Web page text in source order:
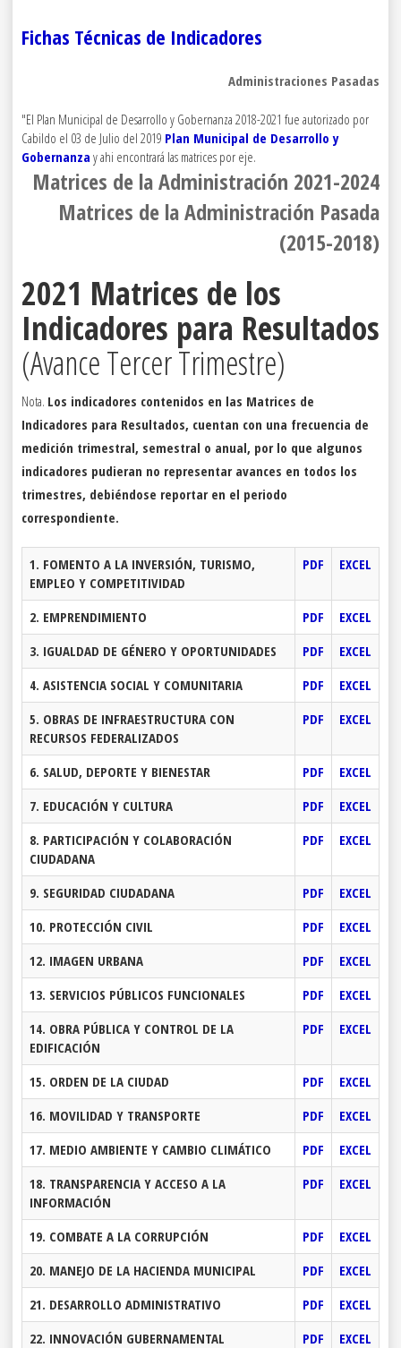
Fichas Técnicas de Indicadores
Administraciones Pasadas
"El Plan Municipal de Desarrollo y Gobernanza 2018-2021 fue autorizado por
Cabildo el 03 de Julio del 2019 Plan Municipal de Desarrollo y
Gobernanza y ahi encontrará las matrices por eje.
Matrices de la Administración 2021-2024
Matrices de la Administración Pasada
(2015-2018)
2021 Matrices de los
Indicadores para Resultados
(Avance Tercer Trimestre)
Nota. Los indicadores contenidos en las Matrices de
Indicadores para Resultados, cuentan con una frecuencia de
medición trimestral, semestral o anual, por lo que algunos
indicadores pudieran no representar avances en todos los
trimestres, debiéndose reportar en el periodo
correspondiente.
1. FOMENTO A LA INVERSIÓN, TURISMO,
EMPLEO Y COMPETITIVIDAD
PDF EXCEL
2. EMPRENDIMIENTO PDF
EXCEL
3. IGUALDAD DE GÉNERO Y OPORTUNIDADES
PDF
EXCEL
4. ASISTENCIA SOCIAL Y COMUNITARIA
PDF
EXCEL
5. OBRAS DE INFRAESTRUCTURA CON
RECURSOS FEDERALIZADOS
PDF EXCEL
6. SALUD, DEPORTE Y BIENESTAR PDF
EXCEL
7. EDUCACIÓN Y CULTURA
PDF
EXCEL
8. PARTICIPACIÓN Y COLABORACIÓN
CIUDADANA
PDF EXCEL
9. SEGURIDAD CIUDADANA PDF
EXCEL
10. PROTECCIÓN CIVIL
PDF
EXCEL
12. IMAGEN URBANA
PDF
EXCEL
13. SERVICIOS PÚBLICOS FUNCIONALES
PDF
EXCEL
14. OBRA PÚBLICA Y CONTROL DE LA
EDIFICACIÓN
PDF EXCEL
15. ORDEN DE LA CIUDAD PDF
EXCEL
16. MOVILIDAD Y TRANSPORTE
PDF
EXCEL
17. MEDIO AMBIENTE Y CAMBIO CLIMÁTICO
PDF
EXCEL
18. TRANSPARENCIA Y ACCESO A LA
INFORMACIÓN
PDF EXCEL
19. COMBATE A LA CORRUPCIÓN PDF
EXCEL
20. MANEJO DE LA HACIENDA MUNICIPAL
PDF
EXCEL
21. DESARROLLO ADMINISTRATIVO
PDF
EXCEL
22. INNOVACIÓN GUBERNAMENTAL
PDF
EXCEL